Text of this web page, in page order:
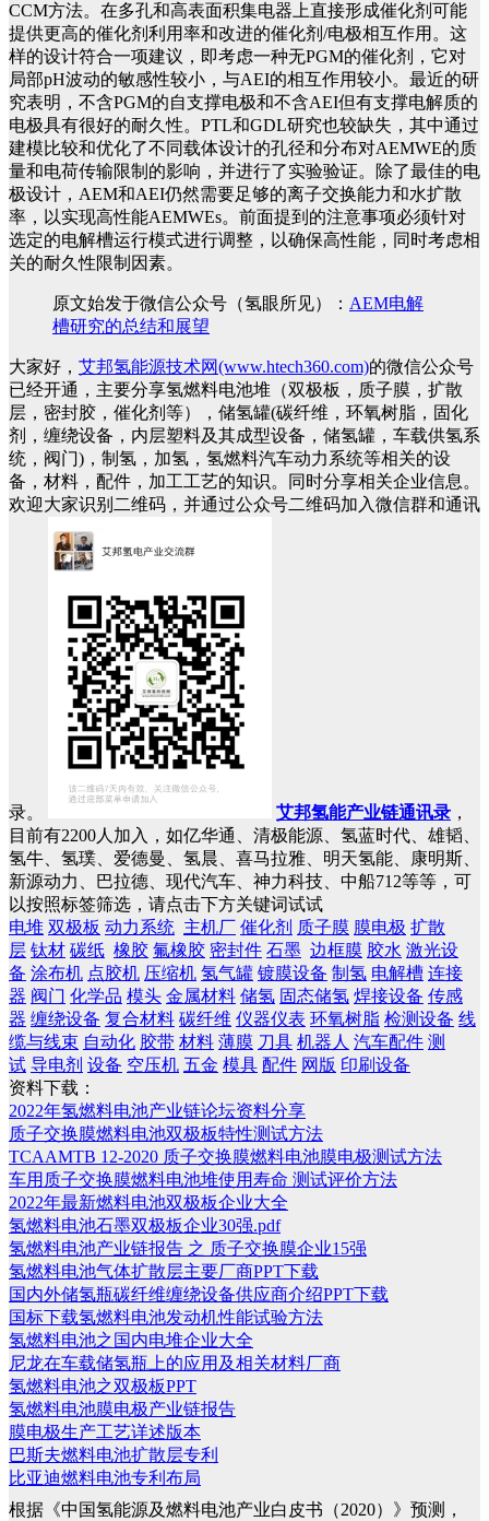
CCM方法。在多孔和高表面积集电器上直接形成催化剂可能
提供更高的催化剂利用率和改进的催化剂/电极相互作用。 这
样的设计符合一项建议，即考虑一种无PGM的催化剂，它对
局部pH波动的敏感性较小，与AEI的相互作用较小。 最近的研
究表明，不含PGM的自支撑电极和不含AEI但有支撑电解质的
电极具有很好的耐久性。 PTL和GDL研究也较缺失，其中通过
建模比较和优化了不同载体设计的孔径和分布对AEMWE的质
量和电荷传输限制的影响，并进行了实验验证。
除了最佳的电
极设计，AEM和AEI仍然需要足够的离子交换能力和水扩散
率，以实现高性能AEMWEs。 前面提到的注意事项必须针对
选定的电解槽运行模式进行调整，以确保高性能，同时考虑相
关的耐久性限制因素。
原文始发于微信公众号（氢眼所见）： AEM电解
槽研究的总结和展望
大家好， 艾邦氢能源技术网(www.htech360.com)的微信公众号
已经开通，主要分享氢燃料电池堆（双极板，质子膜，扩散
层，密封胶，催化剂等），储氢罐(碳纤维，环氧树脂，固化
剂，缠绕设备，内层塑料及其成型设备，储氢罐，车载供氢系
统，阀门)，制氢，加氢，氢燃料汽车动力系统等相关的设
备，材料，配件，加工工艺的知识。同时分享相关企业信息。
欢迎大家识别二维码，并通过公众号二维码加入微信群和通讯
录。 艾邦氢能产业链通讯录 ，
目前有2200人加入，如亿华通、清极能源、氢蓝时代、雄韬、
氢牛、氢璞、爱德曼、氢晨、喜马拉雅、明天氢能、康明斯、
新源动力、巴拉德、现代汽车、神力科技、中船712等等，可
以按照标签筛选，请点击下方关键词试试
电堆 双极板 动力系统 主机厂 催化剂 质子膜 膜电极 扩散
层 钛材 碳纸 橡胶 氟橡胶 密封件 石墨 边框膜 胶水 激光设
备 涂布机 点胶机 压缩机 氢气罐 镀膜设备 制氢 电解槽 连接
器 阀门 化学品 模头 金属材料 储氢 固态储氢 焊接设备 传感
器 缠绕设备 复合材料 碳纤维 仪器仪表 环氧树脂 检测设备 线
缆与线束 自动化 胶带 材料 薄膜 刀具 机器人 汽车配件 测
试 导电剂 设备 空压机 五金 模具 配件 网版 印刷设备
资料下载：
2022年氢燃料电池产业链论坛资料分享
质子交换膜燃料电池双极板特性测试方法
TCAAMTB 12-2020 质子交换膜燃料电池膜电极测试方法
车用质子交换膜燃料电池堆使用寿命 测试评价方法
2022年最新燃料电池双极板企业大全
氢燃料电池石墨双极板企业30强.pdf
氢燃料电池产业链报告 之 质子交换膜企业15强
氢燃料电池气体扩散层主要厂商PPT下载
国内外储氢瓶碳纤维缠绕设备供应商介绍PPT下载
国标下载氢燃料电池发动机性能试验方法
氢燃料电池之国内电堆企业大全
尼龙在车载储氢瓶上的应用及相关材料厂商
氢燃料电池之双极板PPT
氢燃料电池膜电极产业链报告
膜电极生产工艺详述版本
巴斯夫燃料电池扩散层专利
比亚迪燃料电池专利布局
根据《中国氢能源及燃料电池产业白皮书（2020）》预测，